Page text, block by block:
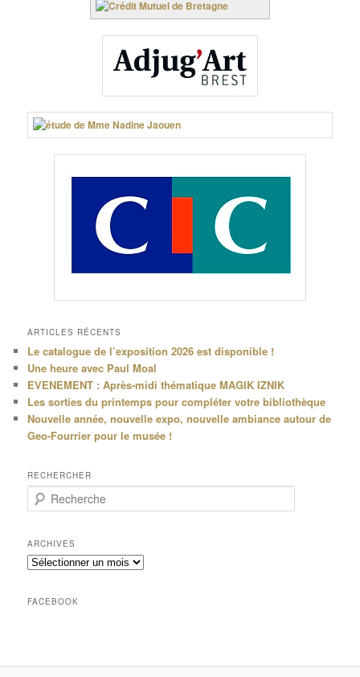
ARTICLES RÉCENTS
Le catalogue de l’exposition 2026 est disponible !
Une heure avec Paul Moal
EVENEMENT : Après-midi thématique MAGIK IZNIK
Les sorties du printemps pour compléter votre bibliothèque
Nouvelle année, nouvelle expo, nouvelle ambiance autour de
Geo-Fourrier pour le musée !
RECHERCHER
e
h
e
r
h
ARCHIVES
Archives
FACEBOOK